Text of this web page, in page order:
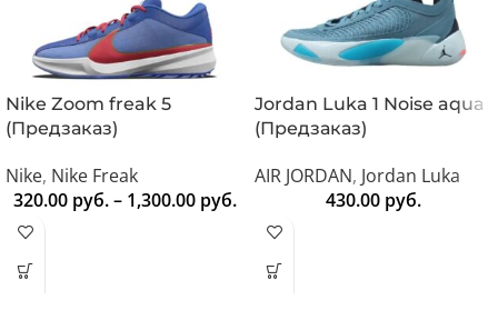
Nike Zoom freak 5
(Предзаказ)
Nike, Nike Freak
320.00 руб. – 1,300.00 руб.
Jordan Luka 1 Noise aqua
(Предзаказ)
AIR JORDAN, Jordan Luka
430.00 руб.